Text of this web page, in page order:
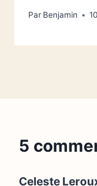
Par Benjamin
5
Celeste